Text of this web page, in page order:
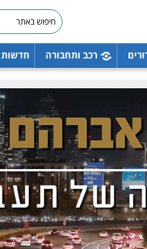
רכב ותחבורה חדשות